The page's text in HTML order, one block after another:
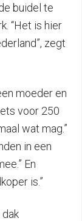
buidel te
“Het is hier
zegt
moeder en
voor 250
wat mag.”
in een
En
is.”